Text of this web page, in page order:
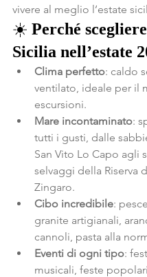
vivere al meglio l’estate
☀️ Perché
Sicilia nell’estate
Clima perfetto: caldo
ventilato, ideale per il
escursioni.
Mare incontaminato:
tutti i gusti, dalle
San Vito Lo Capo agli
selvaggi della Riserva
Zingaro.
Cibo incredibile:
granite artigianali,
cannoli, pasta alla
Eventi di ogni tipo:
musicali, feste